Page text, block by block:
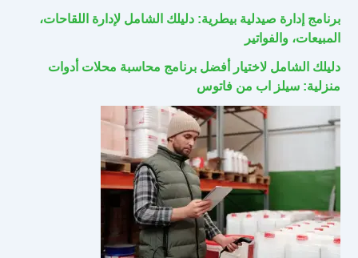
برنامج إدارة صيدلية بيطرية: دليلك الشامل لإدارة اللقاحات،
المبيعات، والفواتير
دليلك الشامل لاختيار أفضل برنامج محاسبة محلات أدوات
منزلية: سيلز اب من فاتوس